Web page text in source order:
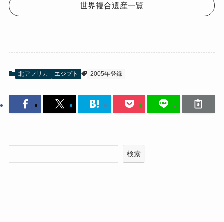
世界複合遺産一覧
北アフリカ エジプト 2005年登録
検索